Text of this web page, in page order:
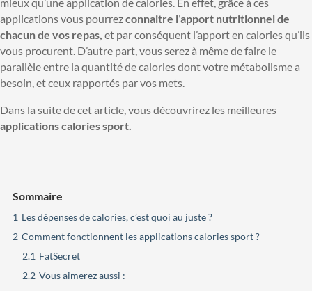
applications vous pourrezconnaitre l’apport nutritionnel de
chacun de vos repas, et par conséquent l’apport en calories qu’ils
vous procurent. D’autre part, vous serez à même de faire le
parallèle entre la quantité de calories dont votre métabolisme a
besoin, et ceux rapportés par vos mets.
Dans la suite de cet article, vous découvrirez les meilleures
applications calories sport.
Sommaire
1 Les dépenses de calories, c’est quoi au juste ?
2 Comment fonctionnent les applications calories sport ?
2.1 FatSecret
2.2 Vous aimerez aussi :